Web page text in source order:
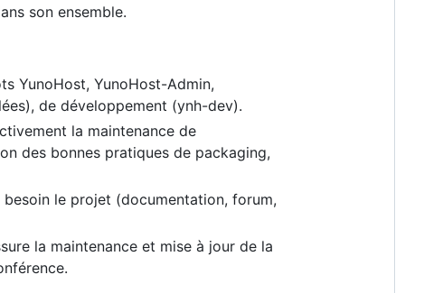
son ensemble.
YunoHost, YunoHost-Admin,
de développement (ynh-dev).
la maintenance de
des bonnes pratiques de packaging,
le projet (documentation, forum,
la maintenance et mise à jour de la